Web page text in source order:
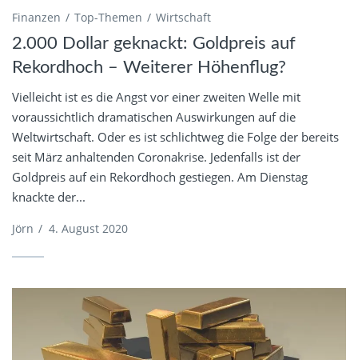
Finanzen Top-Themen Wirtschaft
2.000 Dollar geknackt: Goldpreis auf
Rekordhoch – Weiterer Höhenflug?
Vielleicht ist es die Angst vor einer zweiten Welle mit
voraussichtlich dramatischen Auswirkungen auf die
Weltwirtschaft. Oder es ist schlichtweg die Folge der bereits
seit März anhaltenden Coronakrise. Jedenfalls ist der
Goldpreis auf ein Rekordhoch gestiegen. Am Dienstag
knackte der...
Jörn / 4. August 2020